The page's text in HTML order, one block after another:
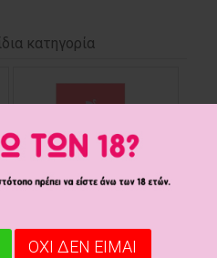
ΟΧΙ ΔΕΝ ΕΙΜΑΙ
κατηγορία